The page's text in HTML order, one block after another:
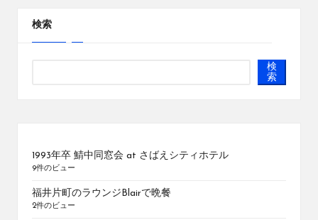
検索
検
索
1993年卒 鯖中同窓会 at さばえシティホテル
9件のビュー
福井片町のラウンジBlairで晩餐
2件のビュー